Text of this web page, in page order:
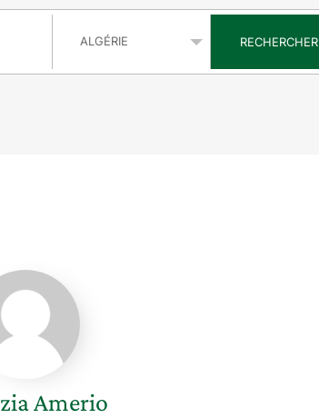
RECHERCHER
Lucrezia
Amerio
Amerio